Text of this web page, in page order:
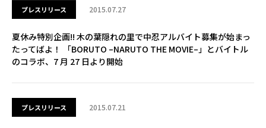
プレスリリース 2015.07.27
夏休み特別企画!! 木の葉隠れの里で中忍アルバイト募集が始まっ
たってばよ！ 「BORUTO –NARUTO THE MOVIE–」とバイトル
のコラボ、7 月 27 日より開始
プレスリリース 2015.07.21